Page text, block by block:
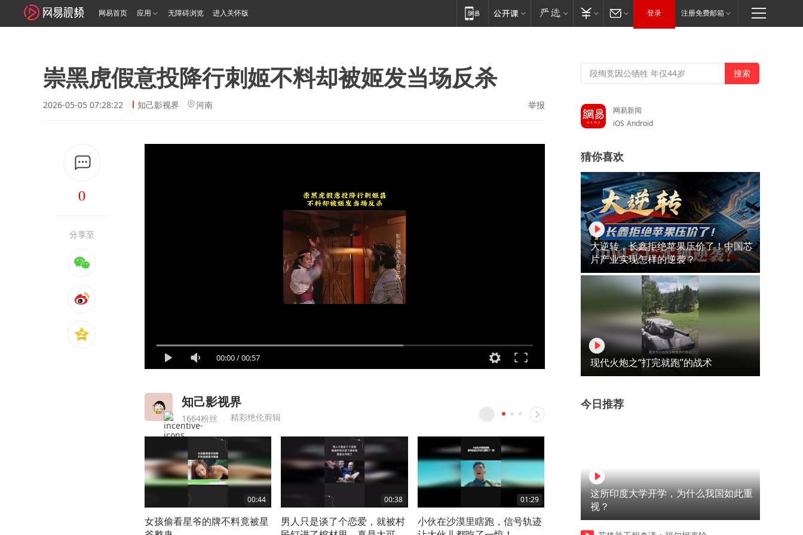
网易首页 应用 无障碍浏览 进入关怀版 登录 注册免费邮箱
崇黑虎假意投降行刺姬不料却被姬发当场反杀
2026-05-05 07:28:22 知己影视界 河南 举报
0
分享至
00:00/00:57
知己影视界
1664粉丝 精彩绝伦剪辑
00:44
女孩偷看星爷的牌不料竟被星
00:38
男人只是谈了个恋爱，就被村
01:29
小伙在沙漠里瞎跑，信号轨迹
01:13
女人想为小叔子留一个后
公公趁儿子不在欺辱儿媳不
网易新闻
iOS Android
猜你喜欢
大逆转，长鑫拒绝苹果压价了！中国芯
片产业实现怎样的逆袭？
现代火炮之“打完就跑”的战术
今日推荐
这所印度大学开学，为什么我国如此重
视？